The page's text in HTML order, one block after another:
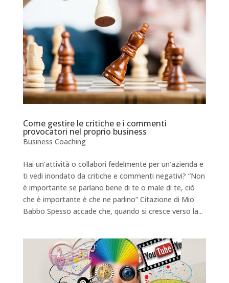
Come gestire le critiche e i commenti
provocatori nel proprio business
Business Coaching
Hai un’attività o collabori fedelmente per un’azienda e
ti vedi inondato da critiche e commenti negativi? “Non
è importante se parlano bene di te o male di te, ciò
che è importante è che ne parlino” Citazione di Mio
Babbo Spesso accade che, quando si cresce verso la...